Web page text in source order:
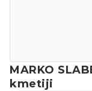
MARKO
kmetiji